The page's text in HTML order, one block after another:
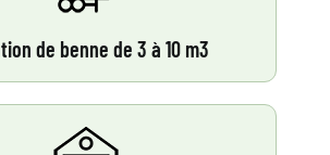
de benne de 3 à 10 m3